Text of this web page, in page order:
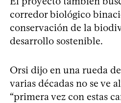
corredor biológico
conservación de la
desarrollo sostenible.
Orsi dijo en una rueda
varias décadas no se ve
“primera vez con estas